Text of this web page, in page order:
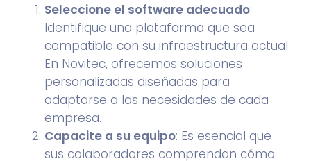
Seleccione el software adecuado:
Identifique una plataforma que sea
compatible con su infraestructura actual.
En Novitec, ofrecemos soluciones
personalizadas diseñadas para
adaptarse a las necesidades de cada
empresa.
Capacite a su equipo: Es esencial que
sus colaboradores comprendan cómo